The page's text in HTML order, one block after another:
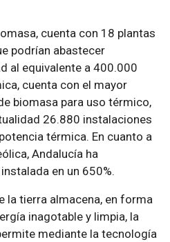
cuenta con 18 plantas
podrían abastecer
al equivalente a 400.000
cuenta con el mayor
biomasa para uso térmico,
26.880 instalaciones
térmica. En cuanto a
Andalucía ha
en un 650%.
la tierra almacena, en forma
inagotable y limpia, la
mediante la tecnología